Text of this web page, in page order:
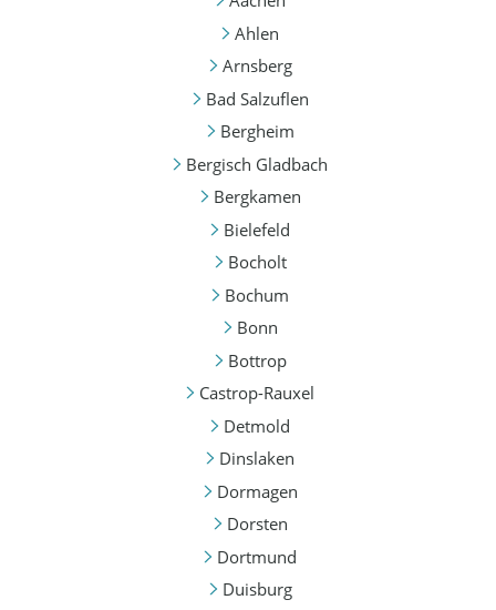
Ahlen
Arnsberg
Bad Salzuflen
Bergheim
Bergisch Gladbach
Bergkamen
Bielefeld
Bocholt
Bochum
Bonn
Bottrop
Castrop-Rauxel
Detmold
Dinslaken
Dormagen
Dorsten
Dortmund
Duisburg